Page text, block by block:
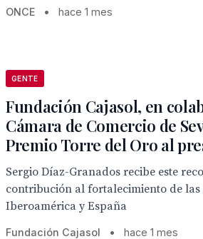
ONCE • hace 1 mes
GENTE
Fundación Cajasol, en
Cámara de Comercio de
Premio Torre del Oro al
Sergio Díaz-Granados recibe este
contribución al fortalecimiento de las
Iberoamérica y España
Fundación Cajasol • hace 1 mes